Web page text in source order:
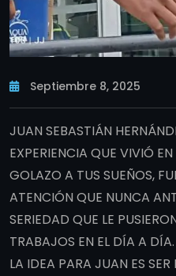
Septiembre 8, 2025
JUAN SEBASTIÁN
EXPERIENCIA QUE VIVIÓ
GOLAZO A TUS SUEÑOS,
ATENCIÓN QUE NUNCA
SERIEDAD QUE LE
TRABAJOS EN EL DÍA A DÍA.
LA IDEA PARA JUAN ES